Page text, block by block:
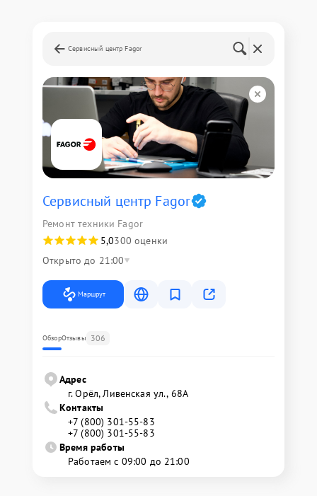
Сервисный центр Fagor
Сервисный центр Fagor
Ремонт техники Fagor
5,0300 оценки
Открыто до 21:00
Маршрут
ОбзорОтзывы 306
Адрес
г. Орёл, Ливенская ул., 68А
Контакты
+7 (800) 301-55-83
+7 (800) 301-55-83
Время работы
Работаем с 09:00 до 21:00